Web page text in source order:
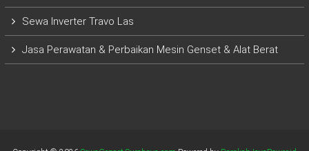
Sewa Inverter Travo Las
Jasa Perawatan & Perbaikan Mesin Genset & Alat Berat